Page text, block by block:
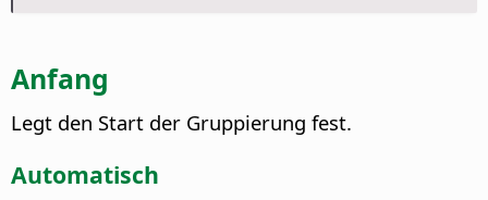
Anfang
Legt den Start der Gruppierung fest.
Automatisch